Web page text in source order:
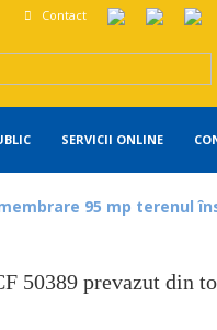
Contact
SERVICII ONLINE
95 mp terenul
50389 prevazut din